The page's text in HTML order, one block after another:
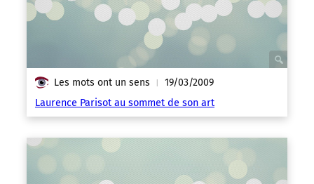
Les mots ont un sens | 19/03/2009
Laurence Parisot au sommet de son art